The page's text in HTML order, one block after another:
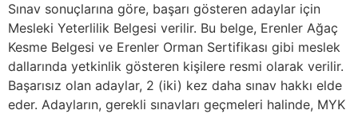
Sınav sonuçlarına göre, başarı gösteren adaylar için
Mesleki Yeterlilik Belgesi verilir. Bu belge, Erenler Ağaç
Kesme Belgesi ve Erenler Orman Sertifikası gibi meslek
dallarında yetkinlik gösteren kişilere resmi olarak verilir.
Başarısız olan adaylar, 2 (iki) kez daha sınav hakkı elde
eder. Adayların, gerekli sınavları geçmeleri halinde, MYK